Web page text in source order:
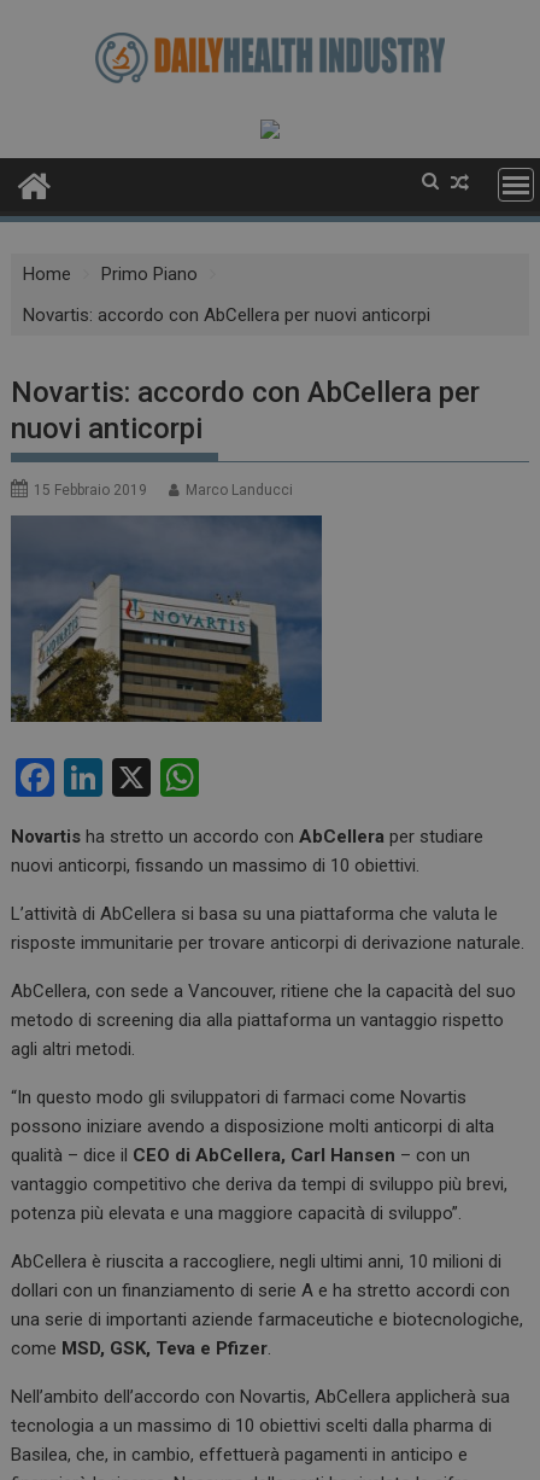
Home
Primo Piano
Novartis: accordo con AbCellera per nuovi anticorpi
Novartis: accordo con AbCellera per
nuovi anticorpi
15 Febbraio 2019 Marco Landucci
F
ce
o
k
Li
ke
n
X
at
A
p
Novartis ha stretto un accordo conAbCellera per studiare
nuovi anticorpi, fissando un massimo di 10 obiettivi.
L’attività di AbCellera si basa su una piattaforma che valuta le
risposte immunitarie per trovare anticorpi di derivazione naturale.
AbCellera, con sede a Vancouver, ritiene che la capacità del suo
metodo di screening dia alla piattaforma un vantaggio rispetto
agli altri metodi.
“In questo modo gli sviluppatori di farmaci come Novartis
possono iniziare avendo a disposizione molti anticorpi di alta
qualità – dice il CEO di AbCellera, Carl Hansen – con un
vantaggio competitivo che deriva da tempi di sviluppo più brevi,
potenza più elevata e una maggiore capacità di sviluppo”.
AbCellera è riuscita a raccogliere, negli ultimi anni, 10 milioni di
dollari con un finanziamento di serie A e ha stretto accordi con
una serie di importanti aziende farmaceutiche e biotecnologiche,
come MSD, GSK, Teva e Pfizer.
Nell’ambito dell’accordo con Novartis, AbCellera applicherà sua
tecnologia a un massimo di 10 obiettivi scelti dalla pharma di
Basilea, che, in cambio, effettuerà pagamenti in anticipo e